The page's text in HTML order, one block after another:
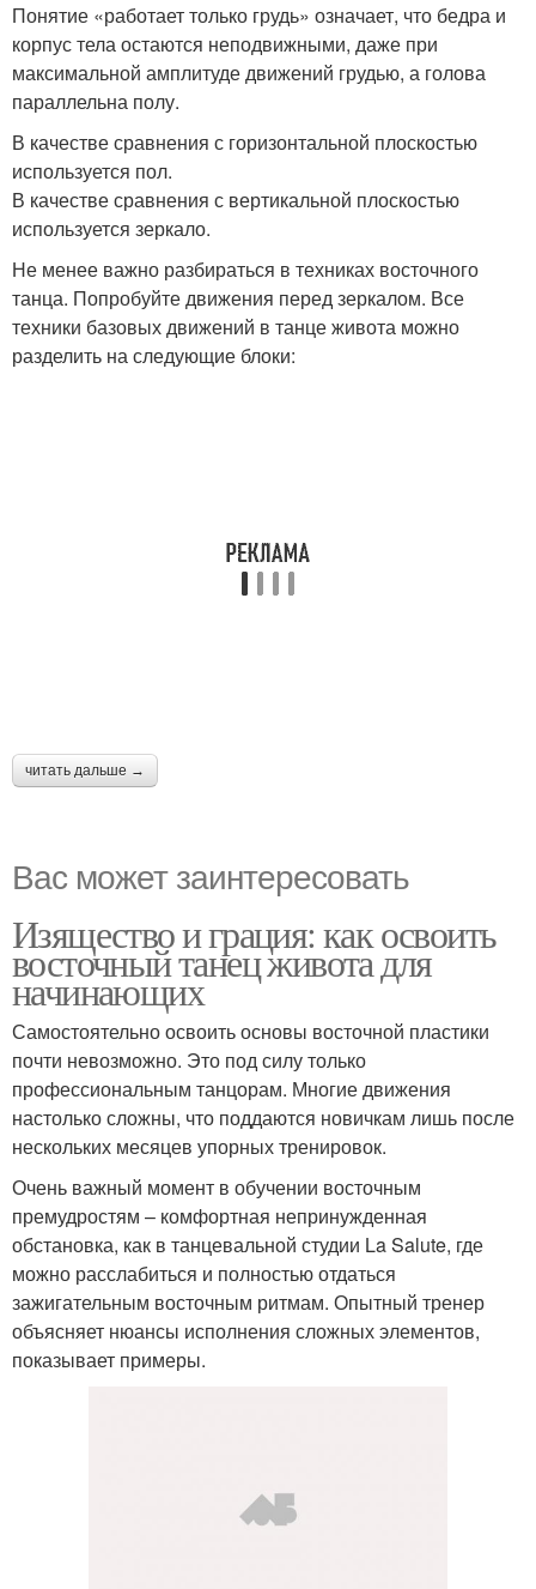
Понятие «работает только грудь» означает, что бедра и
корпус тела остаются неподвижными, даже при
максимальной амплитуде движений грудью, а голова
параллельна полу.
В качестве сравнения с горизонтальной плоскостью
используется пол.
В качестве сравнения с вертикальной плоскостью
используется зеркало.
Не менее важно разбираться в техниках восточного
танца. Попробуйте движения перед зеркалом. Все
техники базовых движений в танце живота можно
разделить на следующие блоки:
читать дальше →
Вас может заинтересовать
Изящество и грация: как освоить
восточный танец живота для
начинающих
Самостоятельно освоить основы восточной пластики
почти невозможно. Это под силу только
профессиональным танцорам. Многие движения
настолько сложны, что поддаются новичкам лишь после
нескольких месяцев упорных тренировок.
Очень важный момент в обучении восточным
премудростям – комфортная непринужденная
обстановка, как в танцевальной студии La Salute, где
можно расслабиться и полностью отдаться
зажигательным восточным ритмам. Опытный тренер
объясняет нюансы исполнения сложных элементов,
показывает примеры.